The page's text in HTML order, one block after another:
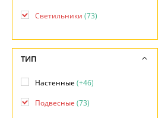
Контакты
Светильники (73)
ТИП
Настенные(+46)
Подвесные (73)